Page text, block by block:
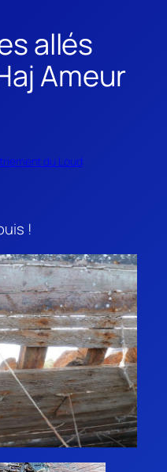
allés
Ameur
du Loud
!